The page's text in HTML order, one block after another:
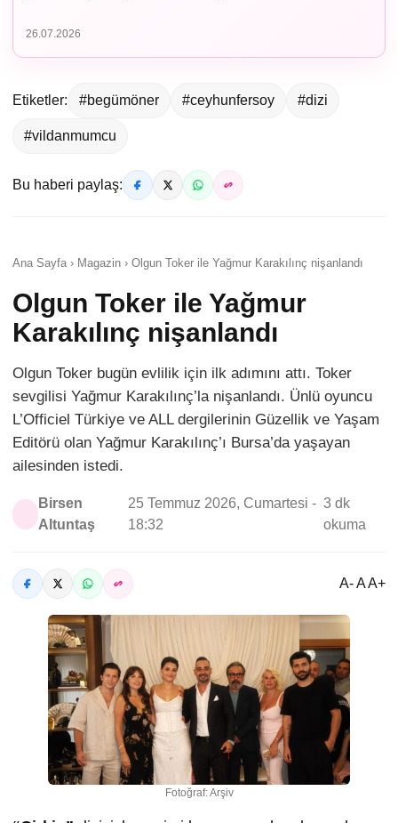
26.07.2026
Etiketler: #begümöner #ceyhunfersoy #dizi
#vildanmumcu
Bu haberi paylaş:
Ana Sayfa › Magazin › Olgun Toker ile Yağmur Karakılınç nişanlandı
Olgun Toker ile Yağmur
Karakılınç nişanlandı
Olgun Toker bugün evlilik için ilk adımını attı. Toker
sevgilisi Yağmur Karakılınç’la nişanlandı. Ünlü oyuncu
L’Officiel Türkiye ve ALL dergilerinin Güzellik ve Yaşam
Editörü olan Yağmur Karakılınç’ı Bursa’da yaşayan
ailesinden istedi.
Birsen
Altuntaş
25 Temmuz 2026, Cumartesi -
18:32
3 dk
okuma
A- A A+
Fotoğraf: Arşiv